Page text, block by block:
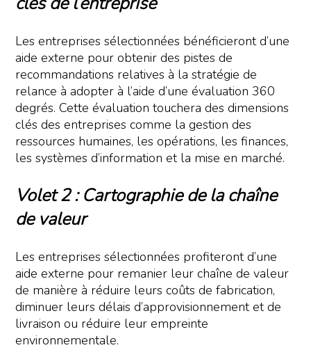
Les entreprises sélectionnées bénéficieront d’une
aide externe pour obtenir des pistes de
recommandations relatives à la stratégie de
relance à adopter à l’aide d’une évaluation 360
degrés. Cette évaluation touchera des dimensions
clés des entreprises comme la gestion des
ressources humaines, les opérations, les finances,
les systèmes d’information et la mise en marché.
Volet 2 : Cartographie de la chaîne
de valeur
Les entreprises sélectionnées profiteront d’une
aide externe pour remanier leur chaîne de valeur
de manière à réduire leurs coûts de fabrication,
diminuer leurs délais d’approvisionnement et de
livraison ou réduire leur empreinte
environnementale.